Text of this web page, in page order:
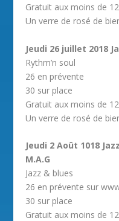
Gratuit aux moins de
Un verre de rosé de
Jeudi 26 juillet 2018
Rythm’n soul
26 en prévente
30 sur place
Gratuit aux moins de
Un verre de rosé de
Jeudi 2 Août 1018
M.A.G
Jazz & blues
26 en prévente sur
30 sur place
Gratuit aux moins de